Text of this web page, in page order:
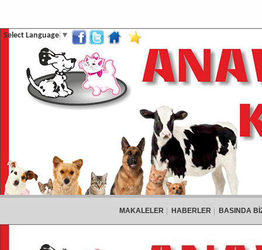
MAKALELER HABERLER BASINDA
Select Language ▼